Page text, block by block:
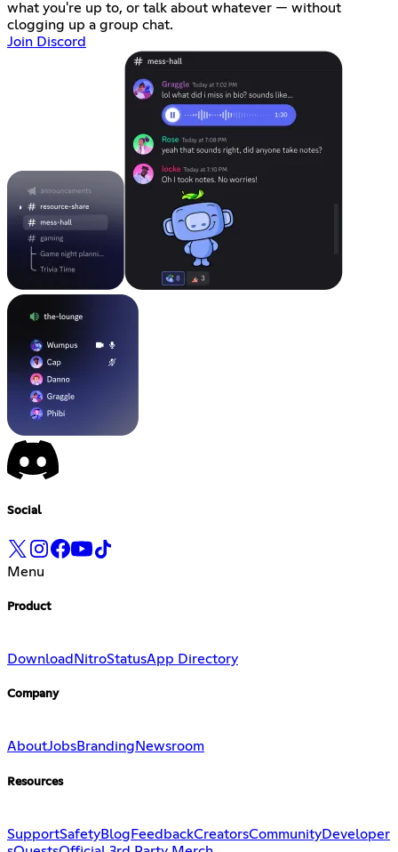
what you're up to, or talk about whatever — without
clogging up a group chat.
Join Discord
Social
Menu
Product
Download NitroStatusApp Directory
Company
AboutJobsBranding Newsroom
Resources
SupportSafetyBlog FeedbackCreatorsCommunityDeveloper